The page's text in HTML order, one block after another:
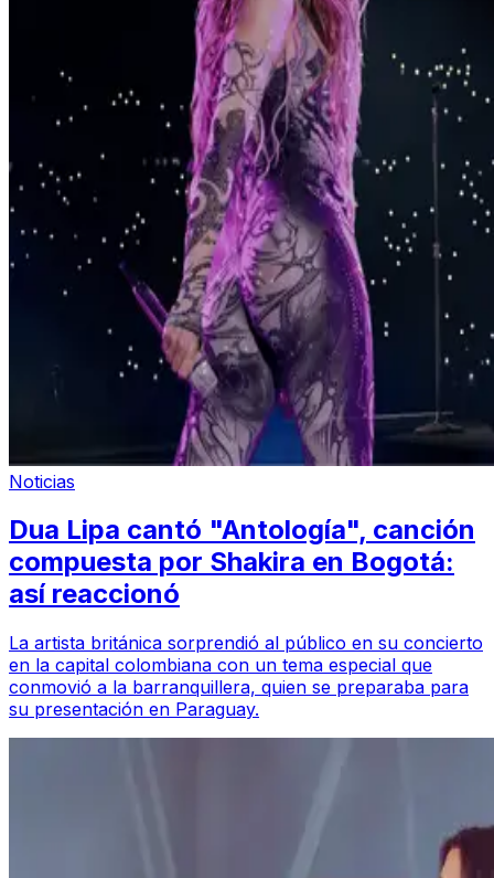
Noticias
Dua Lipa cantó "Antología", canción
compuesta por Shakira en Bogotá:
así reaccionó
La artista británica sorprendió al público en su concierto
en la capital colombiana con un tema especial que
conmovió a la barranquillera, quien se preparaba para
su presentación en Paraguay.